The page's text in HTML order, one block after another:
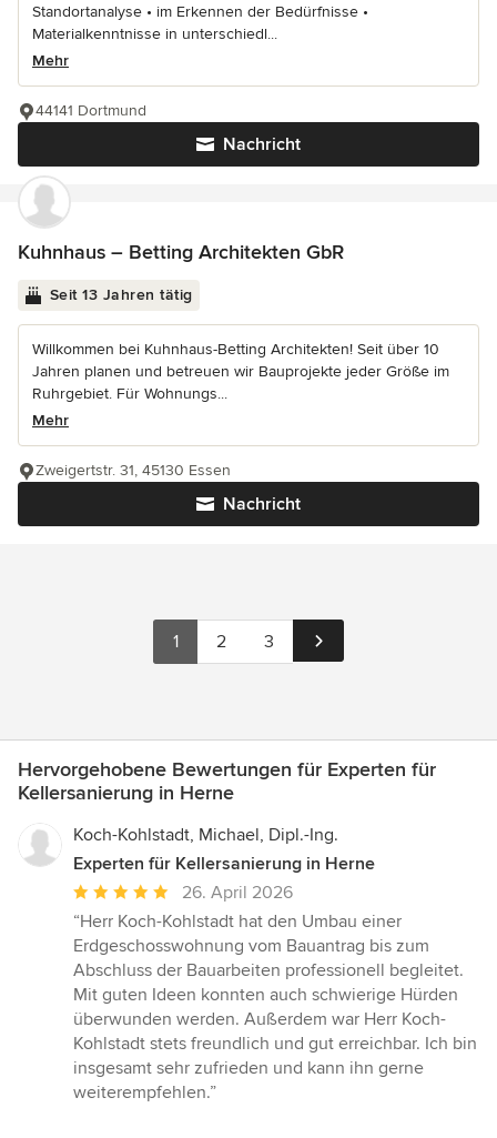
Standortanalyse • im Erkennen der Bedürfnisse •
Materialkenntnisse in unterschiedl...
Mehr
Nachricht
44141 Dortmund
Kuhnhaus – Betting Architekten GbR
Seit 13 Jahren tätig
Willkommen bei Kuhnhaus-Betting Architekten! Seit über 10
Jahren planen und betreuen wir Bauprojekte jeder Größe im
Ruhrgebiet. Für Wohnungs...
Mehr
Nachricht
Zweigertstr. 31, 45130 Essen
1 2 3
Hervorgehobene Bewertungen für Experten für
Kellersanierung in Herne
Koch-Kohlstadt, Michael, Dipl.-Ing.
Experten für Kellersanierung in Herne
Durchschnittliche
Bewertung:
5
von
5
Sternen
26. April 2026
“Herr Koch-Kohlstadt hat den Umbau einer
Erdgeschosswohnung vom Bauantrag bis zum
Abschluss der Bauarbeiten professionell begleitet.
Mit guten Ideen konnten auch schwierige Hürden
überwunden werden. Außerdem war Herr Koch-
Kohlstadt stets freundlich und gut erreichbar. Ich bin
insgesamt sehr zufrieden und kann ihn gerne
weiterempfehlen.”